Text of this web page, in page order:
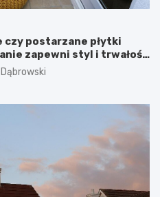
czy postarzane płytki
zapewni styl i trwałość